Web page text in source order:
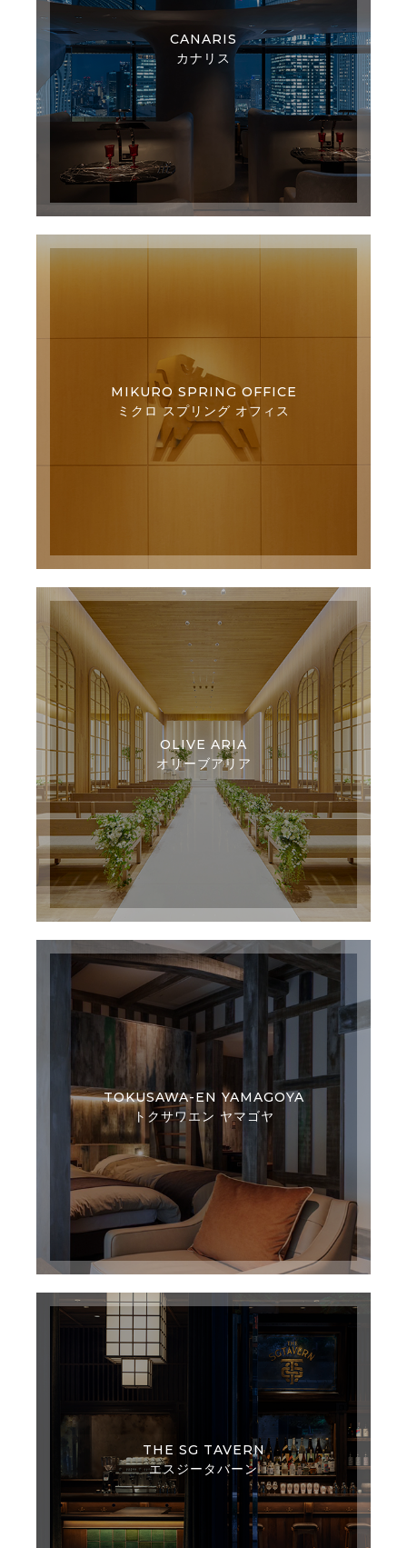
CANARIS
カナリス
MIKURO SPRING OFFICE
ミクロ スプリング オフィス
OLIVE ARIA
オリーブアリア
TOKUSAWA-EN YAMAGOYA
トクサワエン ヤマゴヤ
THE SG TAVERN
エスジータバーン